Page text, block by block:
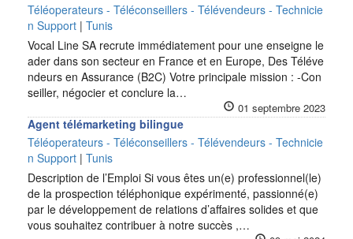
Téléoperateurs - Téléconseillers - Télévendeurs - Technicie
n Support | Tunis
Vocal Line SA recrute immédiatement pour une enseigne le
ader dans son secteur en France et en Europe, Des Téléve
ndeurs en Assurance (B2C) Votre principale mission : -Con
seiller, négocier et conclure la…
01 septembre 2023
Agent télémarketing bilingue
Téléoperateurs - Téléconseillers - Télévendeurs - Technicie
n Support | Tunis
Description de l’Emploi Si vous êtes un(e) professionnel(le)
de la prospection téléphonique expérimenté, passionné(e)
par le développement de relations d’affaires solides et que
vous souhaitez contribuer à notre succès ,…